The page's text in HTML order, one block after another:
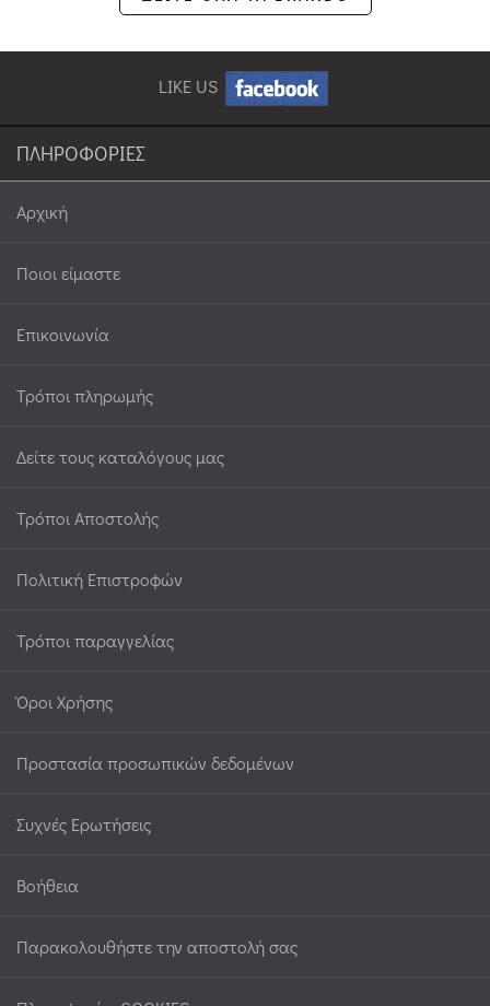
LIKE US
ΠΛΗΡΟΦΟΡΙΕΣ
Αρχική
Ποιοι είμαστε
Επικοινωνία
Τρόποι πληρωμής
Δείτε τους καταλόγους μας
Τρόποι Αποστολής
Πολιτική Επιστροφών
Τρόποι παραγγελίας
Όροι Χρήσης
Προστασία προσωπικών δεδομένων
Συχνές Ερωτήσεις
Βοήθεια
Παρακολουθήστε την αποστολή σας